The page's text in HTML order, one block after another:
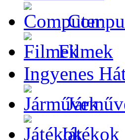
Filmek
Ingyenes
Játékok